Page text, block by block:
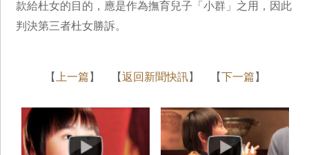
款給杜女的目的，應是作為撫育兒子「小群」之用，因此
判決第三者杜女勝訴。
【 上一篇 】 【返回新聞快訊】 【下一篇 】